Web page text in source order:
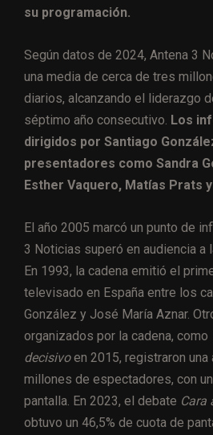
su programación.
Según datos de 2024, Antena 3
una media de cerca de tres
diarios, alcanzando el liderazgo
séptimo año consecutivo. Los
dirigidos por Santiago
presentadores como Sandra
Esther Vaquero, Matías Prats
El año 2005 marcó un punto de
3 Noticias superó en audiencia a
En 1993, la cadena emitió el
televisado en España entre los
González y José María Aznar.
organizados por la cadena, como
decisivoen 2015, registraron una
millones de espectadores, con
pantalla. En 2023, el debate Cara
obtuvo un 46,5% de cuota de